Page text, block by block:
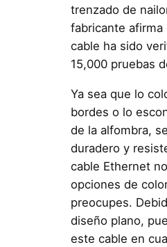
trenzado de
fabricante afirma
cable ha sido
15,000 pruebas
Ya sea que lo
bordes o lo
de la alfombra,
duradero y
cable Ethernet
opciones de
preocupes.
diseño plano,
este cable en